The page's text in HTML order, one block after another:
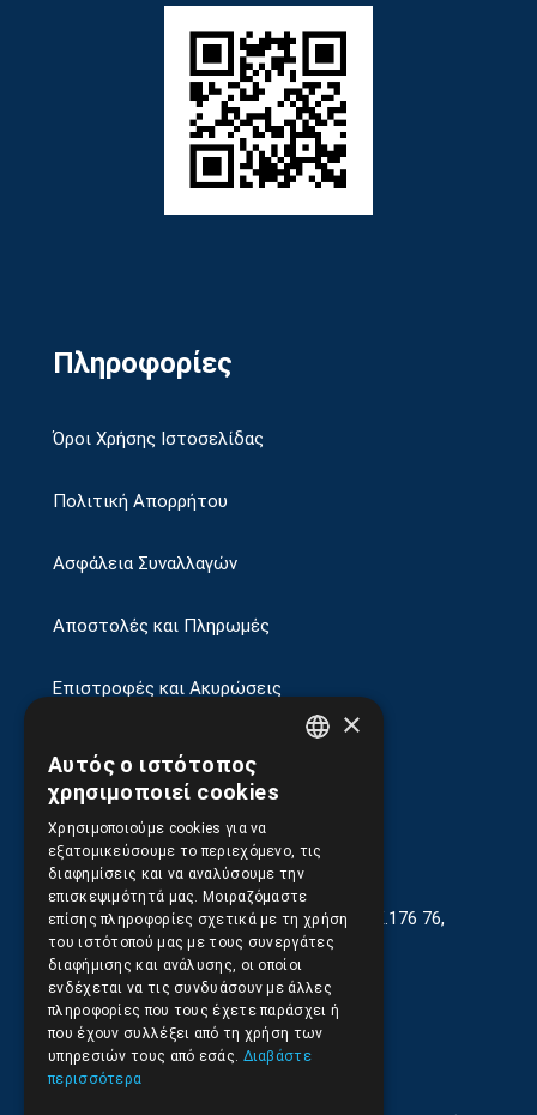
Πληροφορίες
Όροι Χρήσης Ιστοσελίδας
Πολιτική Απορρήτου
Ασφάλεια Συναλλαγών
Αποστολές και Πληρωμές
Επιστροφές και Ακυρώσεις
Γεωργίου Κρέμου 13-17, Καλλιθέα, Τ.Κ.176 76,
Αθήνα, Ελλάδα
210.9566.401(11.30-17.00)
210.9566.402
Email:info@pds.com.gr
×
Αυτός ο ιστότοπος
χρησιμοποιεί cookies
Χρησιμοποιούμε cookies για να
εξατομικεύσουμε το περιεχόμενο, τις
διαφημίσεις και να αναλύσουμε την
επισκεψιμότητά μας. Μοιραζόμαστε
επίσης πληροφορίες σχετικά με τη χρήση
του ιστότοπού μας με τους συνεργάτες
διαφήμισης και ανάλυσης, οι οποίοι
ενδέχεται να τις συνδυάσουν με άλλες
πληροφορίες που τους έχετε παράσχει ή
που έχουν συλλέξει από τη χρήση των
υπηρεσιών τους από εσάς. Διαβάστε
περισσότερα